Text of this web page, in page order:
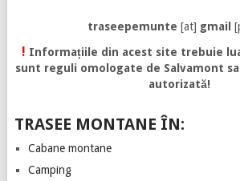
traseepemunte [at] gmail
! Informațiile din acest site trebuie
sunt reguli omologate de Salvamont
autorizată!
TRASEE MONTANE ÎN:
Cabane montane
Camping